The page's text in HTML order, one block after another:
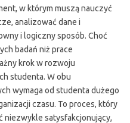
w którym muszą nauczyć
analizować dane i
i logiczny sposób. Choć
badań niż prace
krok w rozwoju
studenta. W obu
wymaga od studenta dużego
czasu. To proces, który
niezwykle satysfakcjonujący,